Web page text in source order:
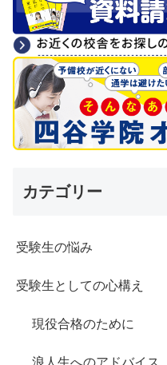
カテゴリー
受験生の悩み
受験生としての心構え
現役合格のために